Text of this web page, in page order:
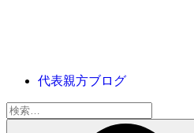
代表親方ブログ
検
索: